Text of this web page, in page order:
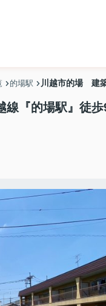
的場駅 川越市的場 建
『的場駅』徒歩